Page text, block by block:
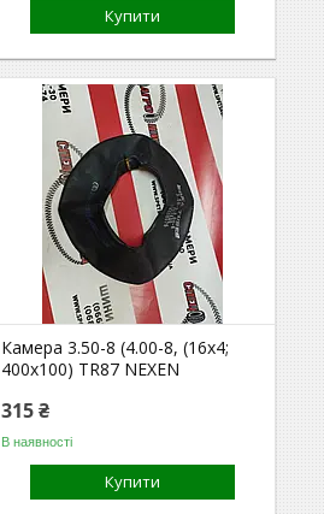
Купити
Камера 3.50-8 (4.00-8, (16x4;
400x100) TR87 NEXEN
315 ₴
В наявності
Купити